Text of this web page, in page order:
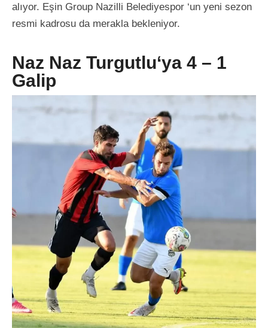
alıyor. Eşin Group Nazilli Belediyespor ‘un yeni sezon
resmi kadrosu da merakla bekleniyor.
Naz Naz Turgutlu‘ya 4 – 1
Galip